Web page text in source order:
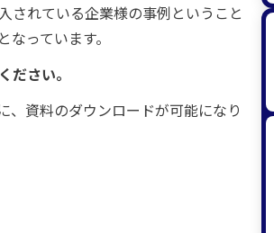
されている企業様の事例ということ
っています。
さい。
、資料のダウンロードが可能になり